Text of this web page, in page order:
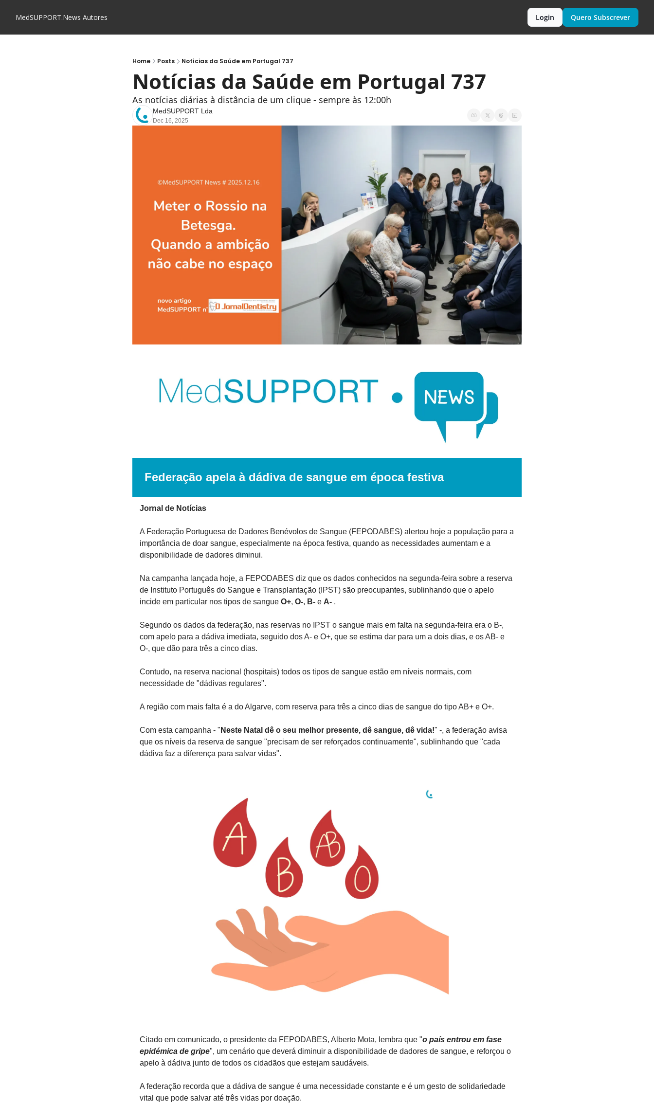
MedSUPPORT.News Autores Login Quero Subscrever
Home Posts Notícias da Saúde em Portugal 737
Notícias da Saúde em Portugal 737
As notícias diárias à distância de um clique - sempre às 12:00h
MedSUPPORT Lda
Dec 16, 2025
Federação apela à dádiva de sangue em época festiva
Jornal de Notícias
A Federação Portuguesa de Dadores Benévolos de Sangue (FEPODABES) alertou hoje a população para a
importância de doar sangue, especialmente na época festiva, quando as necessidades aumentam e a
disponibilidade de dadores diminui.
Na campanha lançada hoje, a FEPODABES diz que os dados conhecidos na segunda-feira sobre a reserva
de Instituto Português do Sangue e Transplantação (IPST) são preocupantes, sublinhando que o apelo
incide em particular nos tipos de sangue O+, O-, B- e A- .
Segundo os dados da federação, nas reservas no IPST o sangue mais em falta na segunda-feira era o B-,
com apelo para a dádiva imediata, seguido dos A- e O+, que se estima dar para um a dois dias, e os AB- e
O-, que dão para três a cinco dias.
Contudo, na reserva nacional (hospitais) todos os tipos de sangue estão em níveis normais, com
necessidade de "dádivas regulares".
A região com mais falta é a do Algarve, com reserva para três a cinco dias de sangue do tipo AB+ e O+.
Com esta campanha - " Neste Natal dê o seu melhor presente, dê sangue, dê vida!" -, a federação avisa
que os níveis da reserva de sangue "precisam de ser reforçados continuamente", sublinhando que "cada
dádiva faz a diferença para salvar vidas".
Citado em comunicado, o presidente da FEPODABES, Alberto Mota, lembra que "o país entrou em fase
epidémica de gripe", um cenário que deverá diminuir a disponibilidade de dadores de sangue, e reforçou o
apelo à dádiva junto de todos os cidadãos que estejam saudáveis.
A federação recorda que a dádiva de sangue é uma necessidade constante e é um gesto de solidariedade
vital que pode salvar até três vidas por doação.